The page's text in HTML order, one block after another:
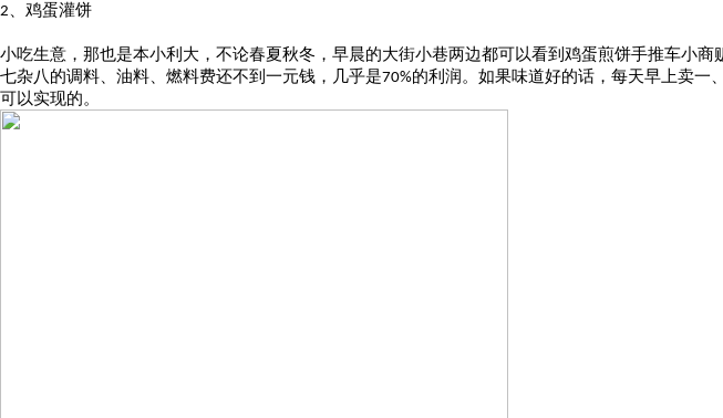
2 、鸡蛋灌饼
小吃生意，那也是本小利大，不论春夏秋冬，早晨的大街小巷两边都可以看到鸡蛋煎饼手推车小商
七杂八的调料、油料、燃料费还不到一元钱，几乎是70%的利润。如果味道好的话，每天早上卖一
可以实现的。